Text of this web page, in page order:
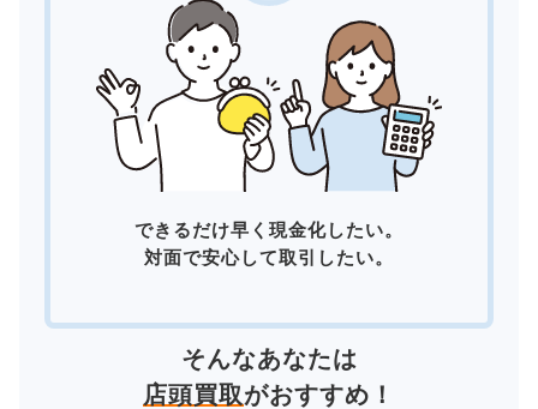
できるだけ早く現金化したい。
対面で安心して取引したい。
そんなあなたは
店頭買取がおすすめ！